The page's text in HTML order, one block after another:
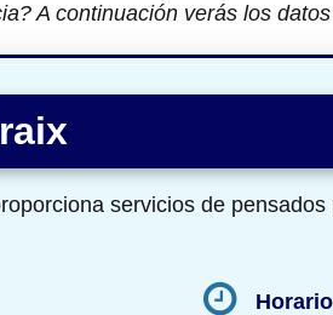
A continuación verás los
servicios de